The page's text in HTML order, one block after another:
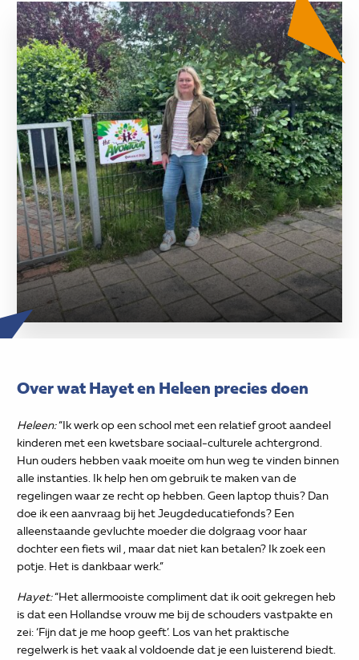
Over wat Hayet en Heleen precies doen
Heleen:“Ik werk op een school met een relatief groot aandeel
kinderen met een kwetsbare sociaal-culturele achtergrond.
Hun ouders hebben vaak moeite om hun weg te vinden binnen
alle instanties. Ik help hen om gebruik te maken van de
regelingen waar ze recht op hebben. Geen laptop thuis? Dan
doe ik een aanvraag bij het Jeugdeducatiefonds? Een
alleenstaande gevluchte moeder die dolgraag voor haar
dochter een fiets wil , maar dat niet kan betalen? Ik zoek een
potje. Het is dankbaar werk.”
Hayet:“Het allermooiste compliment dat ik ooit gekregen heb
is dat een Hollandse vrouw me bij de schouders vastpakte en
zei: ‘Fijn dat je me hoop geeft’. Los van het praktische
regelwerk is het vaak al voldoende dat je een luisterend biedt.